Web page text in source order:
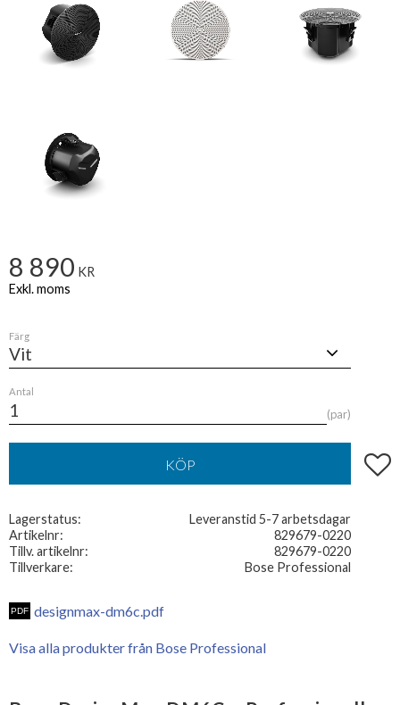
8 890 KR
Färg
Antal
par
KÖP Lägg
Lagerstatus
Leveranstid 5-7 arbetsdagar
Artikelnr
829679-0220
Tillv. artikelnr
829679-0220
Tillverkare
Bose Professional
designmax-dm6c.pdf
Visa alla produkter från Bose Professional